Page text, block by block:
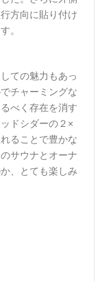
方向に貼り付け
。
ての魅力もあっ
チャーミングな
べく存在を消す
ドシダーの２×
ることで豊かな
サウナとオーナ
、とても楽しみ